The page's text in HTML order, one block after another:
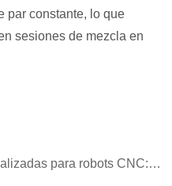
par constante, lo que
sesiones de mezcla en
Piezas personalizadas para robots CNC: Ingeniería de precisión para la automatización.